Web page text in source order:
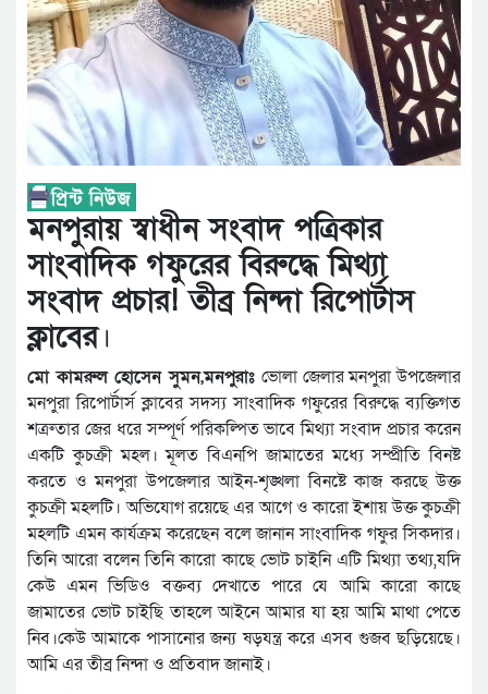
মনপুরায় স্বাধীন সংবাদ পত্রিকার
সাংবাদিক গফুরের বিরুদ্ধে মিথ্যা
সংবাদ প্রচার! তীব্র নিন্দা রিপোর্টাস
ক্লাবের।
মো কামরুল হোসেন সুমন,মনপুরাঃভোলা জেলার মনপুরা উপজেলার
মনপুরা রিপোর্টার্স ক্লাবের সদস্য সাংবাদিক গফুরের বিরুদ্ধে ব্যক্তিগত
শত্রুতার জের ধরে সম্পূর্ণ পরিকল্পিত ভাবে মিথ্যা সংবাদ প্রচার করেন
একটি কুচক্রী মহল। মূলত বিএনপি জামাতের মধ্যে সম্প্রীতি বিনষ্ট
করতে ও মনপুরা উপজেলার আইন-শৃঙ্খলা বিনষ্টে কাজ করছে উক্ত
কুচক্রী মহলটি। অভিযোগ রয়েছে এর আগে ও কারো ইশায় উক্ত কুচক্রী
মহলটি এমন কার্যক্রম করেছেন বলে জানান সাংবাদিক গফুর সিকদার।
তিনি আরো বলেন তিনি কারো কাছে ভোট চাইনি এটি মিথ্যা তথ্য,যদি
কেউ এমন ভিডিও বক্তব্য দেখাতে পারে যে আমি কারো কাছে
জামাতের ভোট চাইছি তাহলে আইনে আমার যা হয় আমি মাথা পেতে
নিব।কেউ আমাকে পাসানোর জন্য ষড়যন্ত্র করে এসব গুজব ছড়িয়েছে।
আমি এর তীব্র নিন্দা ও প্রতিবাদ জানাই।